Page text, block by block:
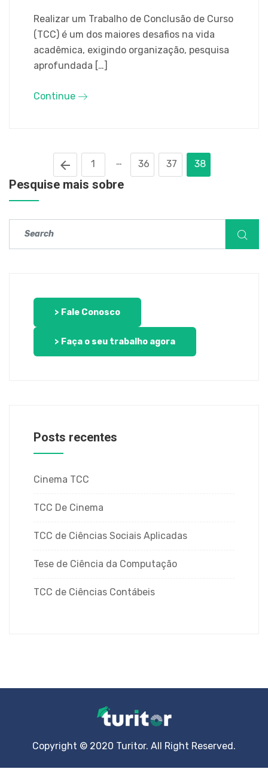
Realizar um Trabalho de Conclusão de Curso
(TCC) é um dos maiores desafios na vida
acadêmica, exigindo organização, pesquisa
aprofundada […]
Continue
1 … 36 37 38
Pesquise mais sobre
> Fale Conosco
> Faça o seu trabalho agora
Posts recentes
Cinema TCC
TCC De Cinema
TCC de Ciências Sociais Aplicadas
Tese de Ciência da Computação
TCC de Ciências Contábeis
Copyright © 2020 Turitor. All Right Reserved.